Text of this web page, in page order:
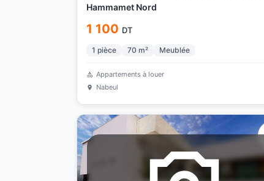
Hammamet Nord
1 100 DT
1 pièce 70 m² Meublée
Appartements à louer
Nabeul